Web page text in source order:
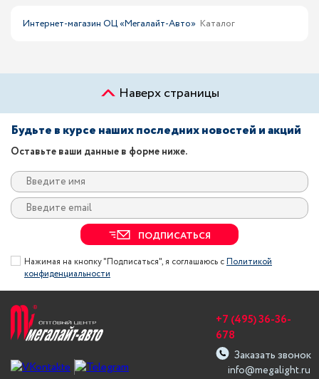
Интернет-магазин ОЦ «Мегалайт-Авто» Каталог
Наверх страницы
Будьте в курсе наших последних новостей и акций
Оставьте ваши данные в форме ниже.
ПОДПИСАТЬСЯ
Нажимая на кнопку "Подписаться", я соглашаюсь сПолитикой
конфиденциальности
info@megalight.ru
+7 (495) 36-36-
678
Заказать звонок